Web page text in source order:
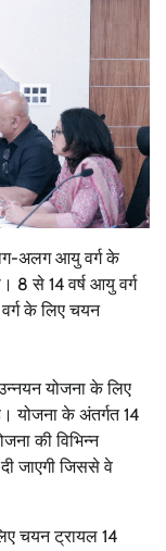
अलग आयु वर्ग के
8 से 14 वर्ष आयु वर्ग
के लिए चयन
योजना के लिए
योजना के अंतर्गत 14
की विभिन्न
जाएगी जिससे वे
चयन ट्रायल 14